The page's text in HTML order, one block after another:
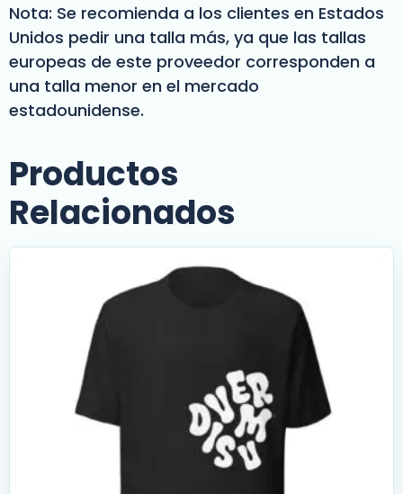
Nota: Se recomienda a los clientes en Estados
Unidos pedir una talla más, ya que las tallas
europeas de este proveedor corresponden a
una talla menor en el mercado
estadounidense.
Productos
Relacionados